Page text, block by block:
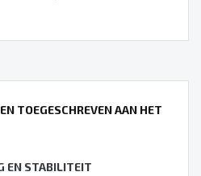
TOEGESCHREVEN AAN HET
EN STABILITEIT